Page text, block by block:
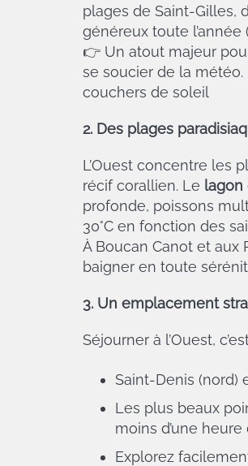
plages de Saint-Gilles,
généreux toute l’année
👉 Un atout majeur
se soucier de la météo.
couchers de soleil
2. Des plages
L’Ouest concentre les
récif corallien. Le lagon
profonde, poissons
30°C en fonction des
À Boucan Canot et
baigner en toute
3. Un emplacement
Séjourner à l’Ouest,
Saint-Denis (nord)
Les plus beaux
moins d’une
Explorez